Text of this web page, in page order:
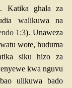
Katika ghala za
walikuwa na
1:3). Unaweza
wote, huduma
siku hizo za
kwa nguvu
ulikuwa bado